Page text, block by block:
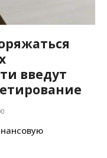
введут